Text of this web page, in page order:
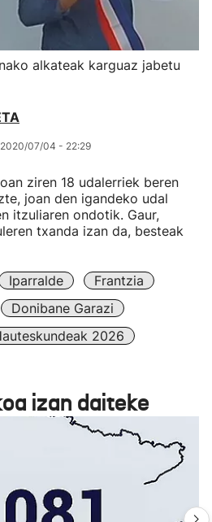
alkateak karguaz jabetu
2020/07/04 - 22:29
ziren 18 udalerriek beren
joan den igandeko udal
itzuliaren ondotik. Gaur,
txanda izan da, besteak
Iparralde
Frantzia
Donibane Garazi
2026
izan daiteke